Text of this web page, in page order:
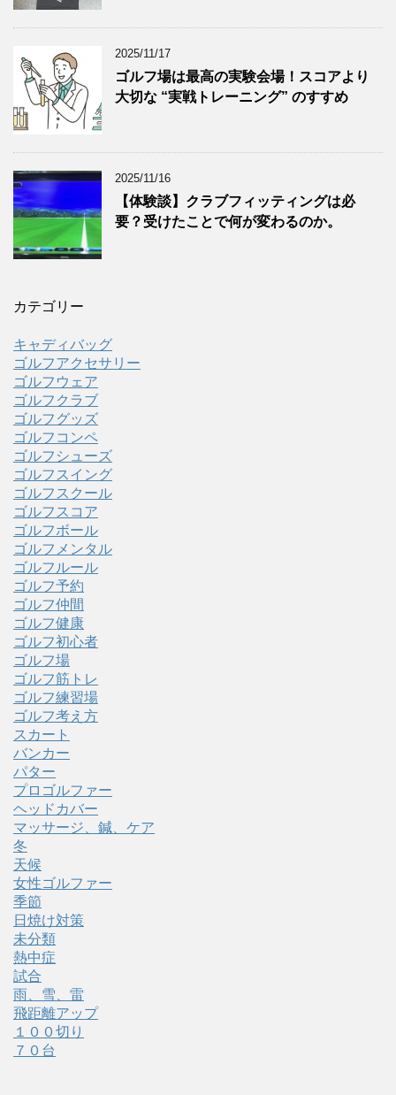
2025/11/17
ゴルフ場は最高の実験会場！スコアより
大切な “実戦トレーニング” のすすめ
2025/11/16
【体験談】クラブフィッティングは必
要？受けたことで何が変わるのか。
カテゴリー
キャディバッグ
ゴルフアクセサリー
ゴルフウェア
ゴルフクラブ
ゴルフグッズ
ゴルフコンペ
ゴルフシューズ
ゴルフスイング
ゴルフスクール
ゴルフスコア
ゴルフボール
ゴルフメンタル
ゴルフルール
ゴルフ予約
ゴルフ仲間
ゴルフ健康
ゴルフ初心者
ゴルフ場
ゴルフ筋トレ
ゴルフ練習場
ゴルフ考え方
スカート
バンカー
パター
プロゴルファー
ヘッドカバー
マッサージ、鍼、ケア
冬
天候
女性ゴルファー
季節
日焼け対策
未分類
熱中症
試合
雨、雪、雷
飛距離アップ
１００切り
７０台